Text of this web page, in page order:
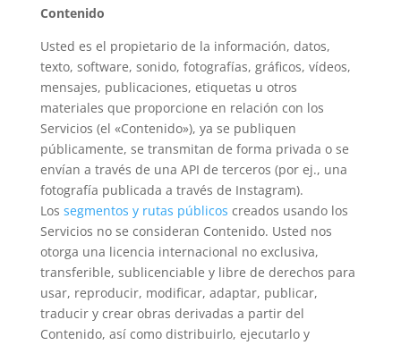
Contenido
Usted es el propietario de la información, datos,
texto, software, sonido, fotografías, gráficos, vídeos,
mensajes, publicaciones, etiquetas u otros
materiales que proporcione en relación con los
Servicios (el «Contenido»), ya se publiquen
públicamente, se transmitan de forma privada o se
envían a través de una API de terceros (por ej., una
fotografía publicada a través de Instagram).
Los segmentos y rutas públicos creados usando los
Servicios no se consideran Contenido. Usted nos
otorga una licencia internacional no exclusiva,
transferible, sublicenciable y libre de derechos para
usar, reproducir, modificar, adaptar, publicar,
traducir y crear obras derivadas a partir del
Contenido, así como distribuirlo, ejecutarlo y